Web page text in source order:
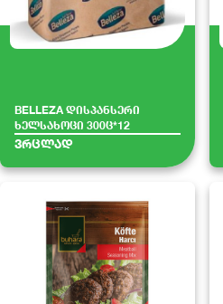
BELLEZA დისპანსერი
ხელსახოცი 300ც*12
ვრცლად